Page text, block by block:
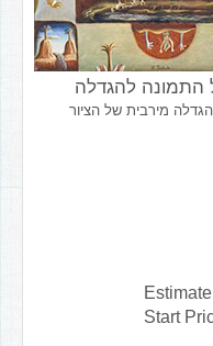
התמונה להגדלה
מירבית של הציור
Start